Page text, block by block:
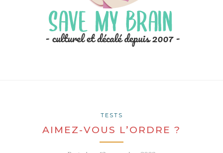
TESTS
AIMEZ-VOUS L’ORDRE ?